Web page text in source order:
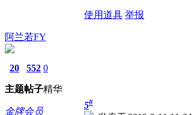
使用道具 举报
阿兰若FY
20
主题
552
帖子
0
精华
金牌会员
5#